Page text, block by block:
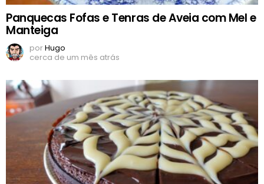
Panquecas Fofas e Tenras de Aveia com Mel e
Manteiga
porHugo
cerca de um mês atrás